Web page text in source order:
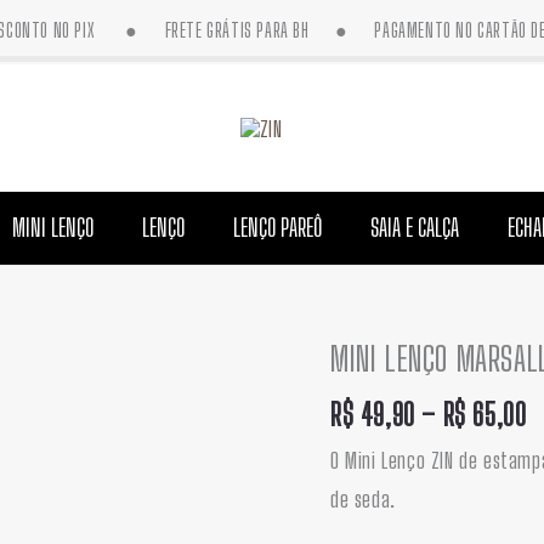
NO PIX ● FRETE GRÁTIS PARA BH ● PAGAMENTO NO CARTÃO DE
MINI LENÇO LENÇO LENÇO PAREÔ SAIA E CALÇA
MINI LENÇO
R$ 49,90 – R$ 65,00
de
O Mini Lenço ZIN de
de seda.
MINI
LENÇO
MARSALLA
|
SEDA